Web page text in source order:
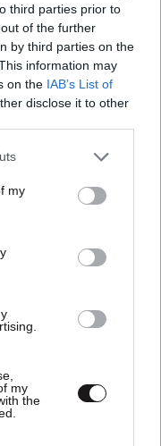
third parties prior to
of the further
by third parties on the
information may
on the IAB’s List of
disclose it to other
one or more Google
You may click to
third-party tags to
in below Google
my
my
the
σχολιασμού
απελευθέρωση της
και τά ρέστα
πολιτική,